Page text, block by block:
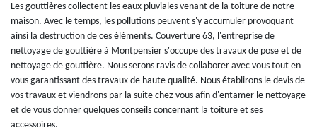
Les gouttières collectent les eaux pluviales venant de la toiture de notre
maison. Avec le temps, les pollutions peuvent s'y accumuler provoquant
ainsi la destruction de ces éléments. Couverture 63, l'entreprise de
nettoyage de gouttière à Montpensier s'occupe des travaux de pose et de
nettoyage de gouttière. Nous serons ravis de collaborer avec vous tout en
vous garantissant des travaux de haute qualité. Nous établirons le devis de
vos travaux et viendrons par la suite chez vous afin d'entamer le nettoyage
et de vous donner quelques conseils concernant la toiture et ses